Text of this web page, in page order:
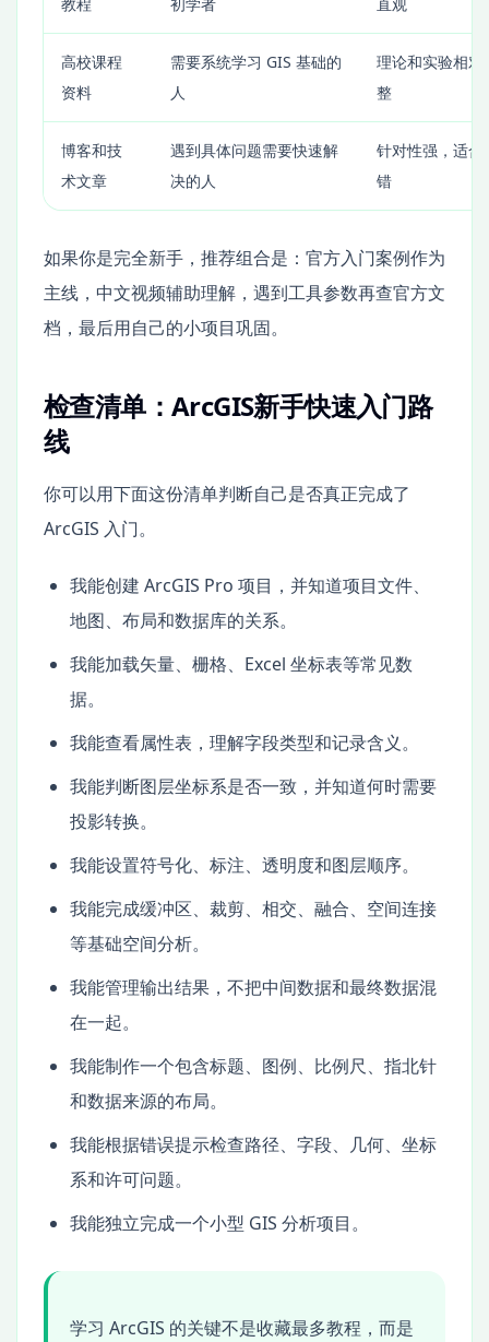
教程 初学者 直观
高校课程
资料
需要系统学习 GIS 基础的
人
理论和实验相对
整
博客和技
术文章
遇到具体问题需要快速解
决的人
针对性强，适合
错
如果你是完全新手，推荐组合是：官方入门案例作为
主线，中文视频辅助理解，遇到工具参数再查官方文
档，最后用自己的小项目巩固。
检查清单：ArcGIS新手快速入门路
线
你可以用下面这份清单判断自己是否真正完成了
ArcGIS 入门。
我能创建 ArcGIS Pro 项目，并知道项目文件、
地图、布局和数据库的关系。
我能加载矢量、栅格、Excel 坐标表等常见数
据。
我能查看属性表，理解字段类型和记录含义。
我能判断图层坐标系是否一致，并知道何时需要
投影转换。
我能设置符号化、标注、透明度和图层顺序。
我能完成缓冲区、裁剪、相交、融合、空间连接
等基础空间分析。
我能管理输出结果，不把中间数据和最终数据混
在一起。
我能制作一个包含标题、图例、比例尺、指北针
和数据来源的布局。
我能根据错误提示检查路径、字段、几何、坐标
系和许可问题。
我能独立完成一个小型 GIS 分析项目。
学习 ArcGIS 的关键不是收藏最多教程，而是